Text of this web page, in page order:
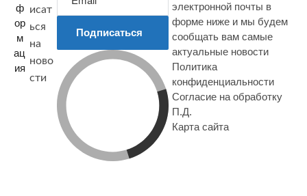
ф
ор
м
ац
ия
исат
ься
на
ново
сти
Подписаться
электронной почты в
форме ниже и мы будем
сообщать вам самые
актуальные новости
Политика
конфиденциальности
Согласие на обработку
П.Д.
Карта сайта